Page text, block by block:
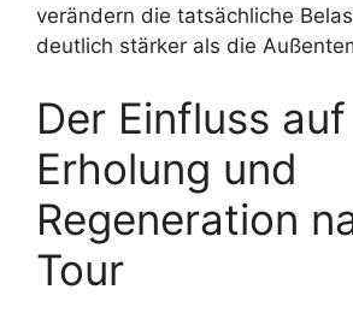
verändern die tatsächliche
deutlich stärker als die
Der Einfluss auf
Erholung und
Regeneration
Tour